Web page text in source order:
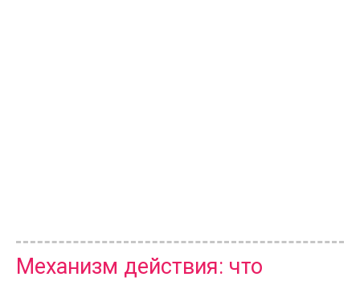
Механизм действия: что